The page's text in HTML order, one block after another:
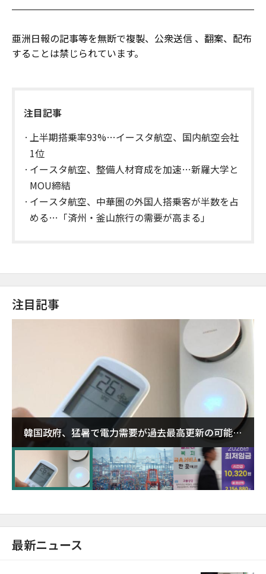
亜洲日報の記事等を無断で複製、公衆送信 、翻案、配布
することは禁じられています。
注目記事
上半期搭乗率93%…イースタ航空、国内航空会社
1位
イースタ航空、整備人材育成を加速…新羅大学と
MOU締結
イースタ航空、中華圏の外国人搭乗客が半数を占
める…「済州・釜山旅行の需要が高まる」
注目記事
韓国政府、猛暑で電力需要が過去最高更新の可能性
に需給対応体制を点検
最新ニュース